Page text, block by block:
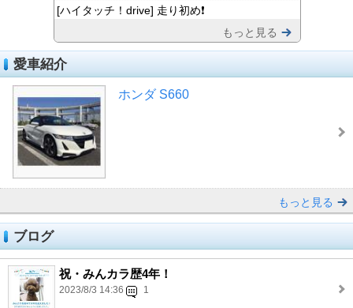
[ハイタッチ！drive] 走り初め❗️
もっと見る
愛車紹介
ホンダ S660
もっと見る
ブログ
祝・みんカラ歴4年！
2023/8/3 14:36 1